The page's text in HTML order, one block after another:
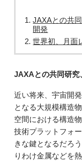
JAXAとの共
開発
世界初、月面
JAXAとの共同研究
近い将来、宇宙開
となる大規模構造
空間における構造
技術プラットフォ
きな鍵となるだろ
りわけ金属などを